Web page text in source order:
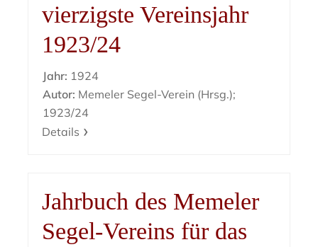
vierzigste Vereinsjahr
1923/24
Jahr: 1924
Autor: Memeler Segel-Verein (Hrsg.);
1923/24
Details
Jahrbuch des Memeler
Segel-Vereins für das